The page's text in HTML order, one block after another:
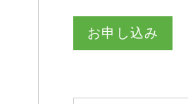
お申し込み